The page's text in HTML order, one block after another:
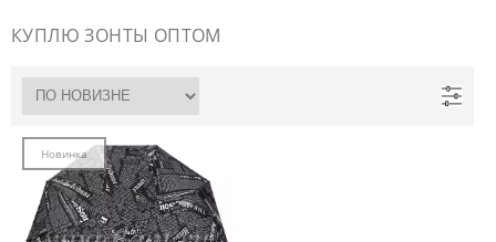
КУПЛЮ ЗОНТЫ ОПТОМ
Новинка